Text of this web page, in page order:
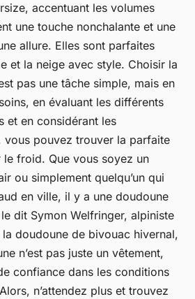
accentuant les volumes
une touche nonchalante et une
allure. Elles sont parfaites
et la neige avec style. Choisir la
pas une tâche simple, mais en
en évaluant les différents
et en considérant les
vous pouvez trouver la parfaite
froid. Que vous soyez un
ou simplement quelqu’un qui
en ville, il y a une doudoune
dit Symon Welfringer, alpiniste
doudoune de bivouac hivernal,
n’est pas juste un vêtement,
confiance dans les conditions
n’attendez plus et trouvez